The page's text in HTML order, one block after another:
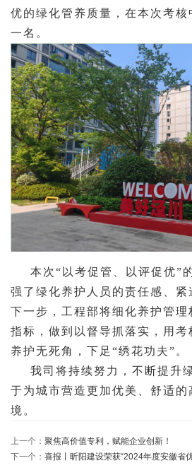
优的绿化管养质量，在本次考
一名。
本次“以考促管、以评促优”
强了绿化养护人员的责任感、紧
下一步，工程部将细化养护管
指标，做到以督导抓落实，用
养护无死角，下足“绣花功夫”。
我司将持续努力，不断提升
于为城市营造更加优美、舒适的
境。
上一个： 聚焦高价值专利，赋能企业创新！
下一个： 喜报丨昕阳建设荣获“2024年度安徽省优秀市政企业”等